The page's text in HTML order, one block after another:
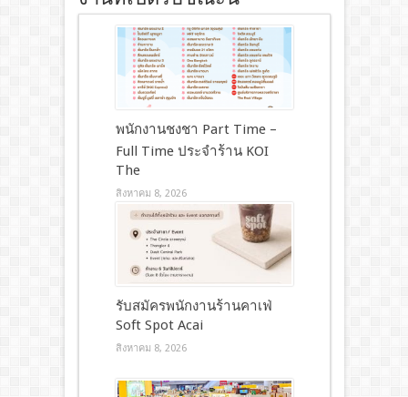
พนักงานชงชา Part Time –
Full Time ประจำร้าน KOI
The
สิงหาคม 8, 2026
รับสมัครพนักงานร้านคาเฟ่
Soft Spot Acai
สิงหาคม 8, 2026